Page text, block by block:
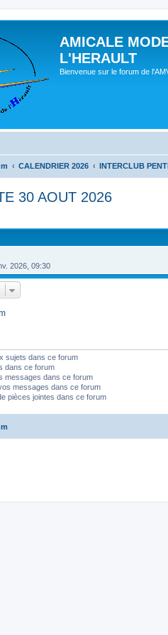
AMICALE
L'HERAULT
Bienvenue sur le forum de
CALENDRIER 2026 INTERCLUB
30 AOUT 2026
2026, 09:30
sujets dans ce forum
dans ce forum
messages dans ce forum
messages dans ce forum
pièces jointes dans ce forum